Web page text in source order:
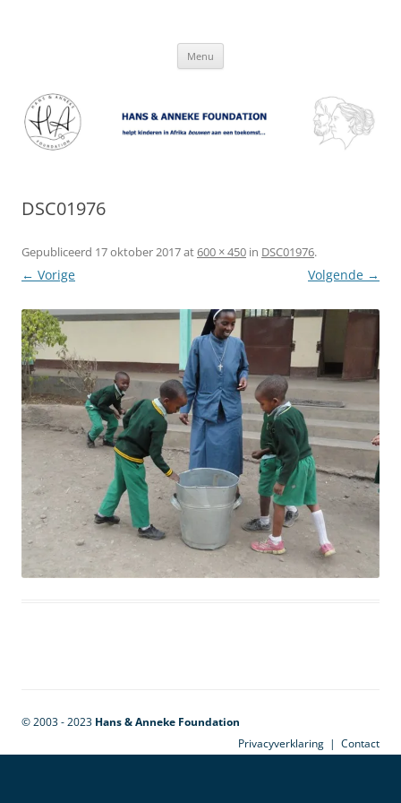
Menu
DSC01976
Gepubliceerd 17 oktober 2017at600 × 450 in DSC01976.
← Vorige Volgende →
© 2003 - 2023 Hans & Anneke Foundation
Privacyverklaring | Contact